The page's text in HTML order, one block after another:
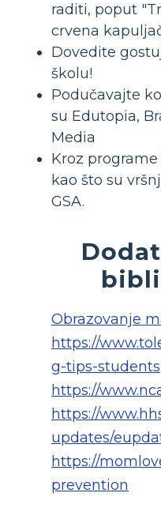
raditi, poput
crvena
Dovedite
školu!
Podučavajte
su Edutopia,
Media
Kroz
kao što su
GSA.
Obrazovanje
https://
g-tips-students
https://
https://
updates/
https://
prevention